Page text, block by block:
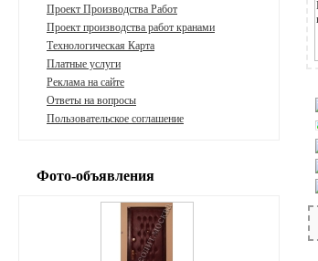
Проект Производства Работ
Проект производства работ кранами
Технологическая Карта
Платные услуги
Реклама на сайте
Ответы на вопросы
Пользовательское соглашение
Фото-объявления